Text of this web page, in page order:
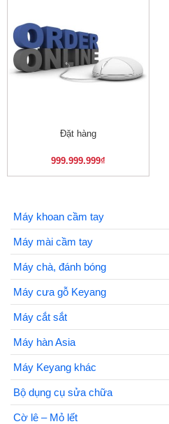
Đặt hàng
999.999.999₫
Máy khoan cầm tay
Máy mài cầm tay
Máy chà, đánh bóng
Máy cưa gỗ Keyang
Máy cắt sắt
Máy hàn Asia
Máy Keyang khác
Bộ dụng cụ sửa chữa
Cờ lê – Mỏ lết